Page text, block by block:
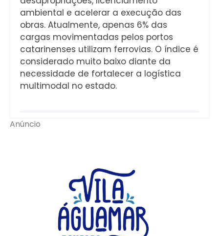
ambiental e acelerar a execução das
obras. Atualmente, apenas 6% das
cargas movimentadas pelos portos
catarinenses utilizam ferrovias. O índice é
considerado muito baixo diante da
necessidade de fortalecer a logística
multimodal no estado.
Anúncio